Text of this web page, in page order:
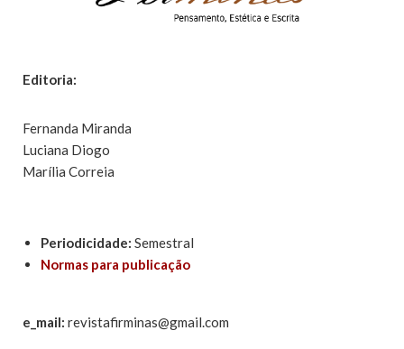
Editoria:
Fernanda Miranda
Luciana Diogo
Marília Correia
Periodicidade: Semestral
Normas para publicação
e_mail: revistafirminas@gmail.com